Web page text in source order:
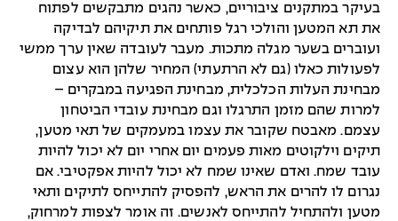
בעיקר במתקנים ציבוריים, כאשר נהגים מתבקשים לפתוח
את תא המטען והולכי רגל פותחים את תיקיהם לבדיקה
ועוברים בשער מגלה מתכות. מעבר לעובדה שאין ערך ממשי
לפעולות כאלו (גם לא הרתעתי) המחיר שלהן הוא עצום
מבחינת העלות הכלכלית, מבחינת הפגיעה במבקרים –
למרות שהם מזמן התרגלו וגם מבחינת עובדי הביטחון
עצמם. מאבטח שקובר את עצמו במעמקים של תאי מטען,
תיקים וילקוטים מאות פעמים יום אחרי יום לא יכול להיות
עובד שמח. ואדם שאינו שמח לא יכול להיות אפקטיבי. אם
נגרום לו להרים את הראש, להפסיק להתייחס לתיקים ותאי
מטען ולהתחיל להתייחס לאנשים. זה אומר לצפות למרחוק,